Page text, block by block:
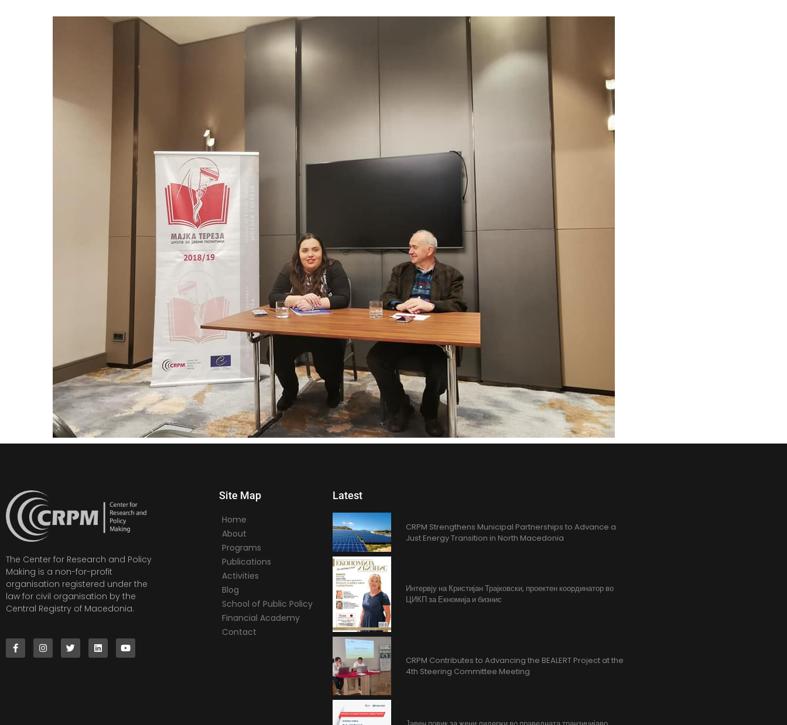
The Center for Research and Policy
Making is a non-for-profit
organisation registered under the
law for civil organisation by the
Central Registry of Macedonia.
Site Map
Home
About
Programs
Publications
Activities
Blog
School of Public Policy
Financial Academy
Contact
Latest
CRPM Strengthens Municipal Partnerships to Advance a
Just Energy Transition in North Macedonia
Интервју на Кристијан Трајковски, проектен координатор во
ЦИКП за Екномија и бизнис
CRPM Contributes to Advancing the BEALERT Project at the
4th Steering Committee Meeting